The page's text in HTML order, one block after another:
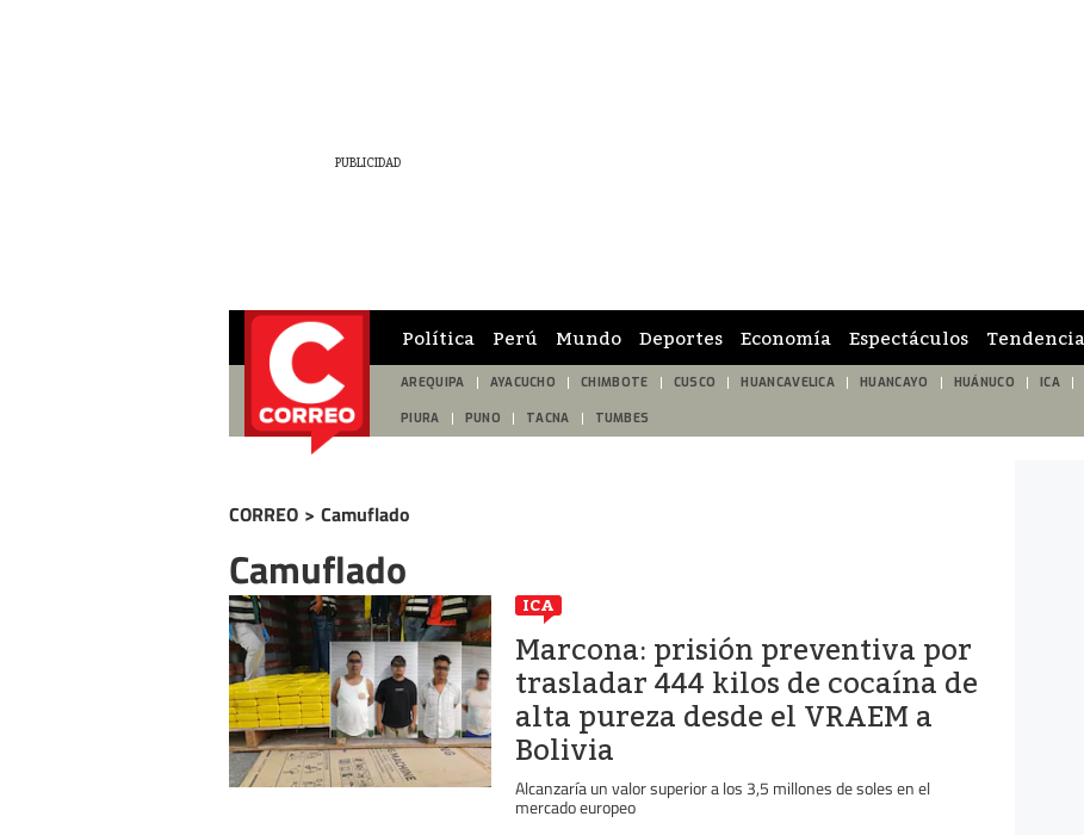
Política Perú Mundo Deportes Economía Espectáculos Tendencia
AREQUIPA AYACUCHO CHIMBOTE CUSCO HUANCAVELICA HUANCAYO HUÁNUCO ICA
PIURA PUNO TACNA TUMBES
CORREO > Camuflado
Camuflado
ICA
Marcona: prisión preventiva por
trasladar 444 kilos de cocaína de
alta pureza desde el VRAEM a
Bolivia
Alcanzaría un valor superior a los 3,5 millones de soles en el
mercado europeo